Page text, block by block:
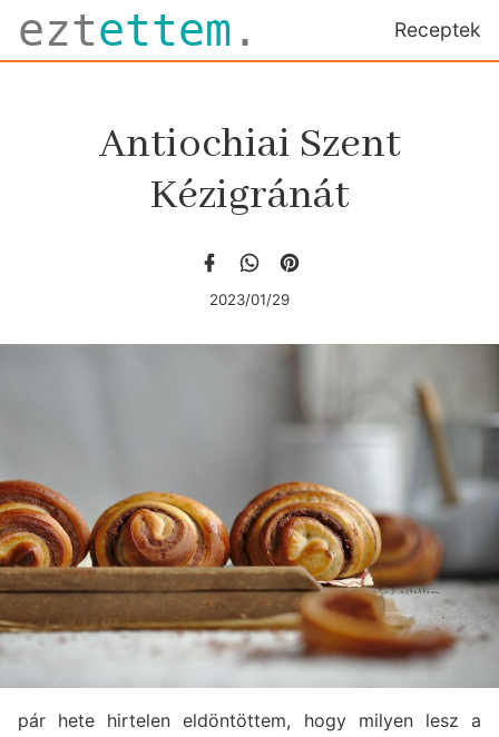
eztettem . Receptek
Antiochiai Szent
Kézigránát
2023/01/29
pár hete hirtelen eldöntöttem, hogy milyen lesz a